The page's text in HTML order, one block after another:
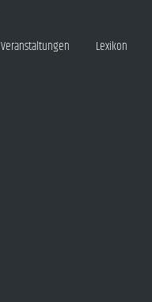
Veranstaltungen Lexikon